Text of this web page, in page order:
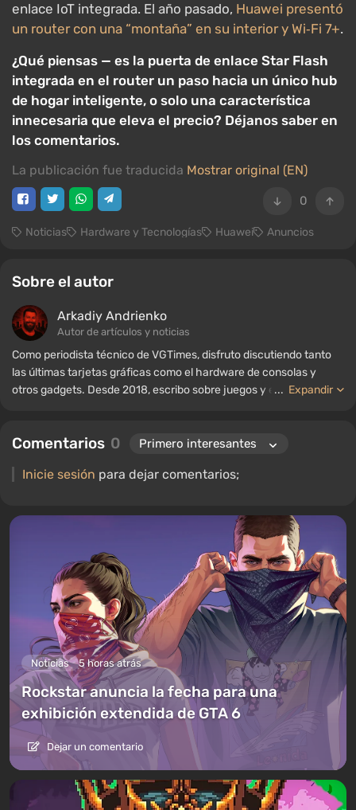
enlace IoT integrada. El año pasado, Huawei presentó
un router con una “montaña” en su interior y Wi‑Fi 7+.
¿Qué piensas — es la puerta de enlace Star Flash
integrada en el router un paso hacia un único hub
de hogar inteligente, o solo una característica
innecesaria que eleva el precio? Déjanos saber en
los comentarios.
La publicación fue traducida Mostrar original (EN)
0
Noticias Hardware y Tecnologías Huawei Anuncios
Sobre el autor
Arkadiy Andrienko
Autor de artículos y noticias
Como periodista técnico de VGTimes, disfruto discutiendo tanto
las últimas tarjetas gráficas como el hardware de consolas y
otros gadgets. Desde 2018, escribo sobre juegos y equipos; mi
audio, y mi amor por la electrónica me ha llevado a estudiar el
nuevo e interesante en el ámbito del hardware para juegos.
... Expandir
Comentarios 0
Inicie sesión para dejar comentarios;
Noticias 5 horas atrás
Rockstar anuncia la fecha para una
exhibición extendida de GTA 6
Dejar un comentario